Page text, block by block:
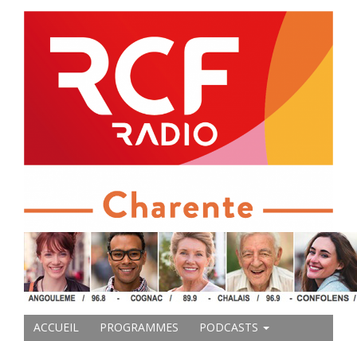
ACCUEIL PROGRAMMES
PODCASTS